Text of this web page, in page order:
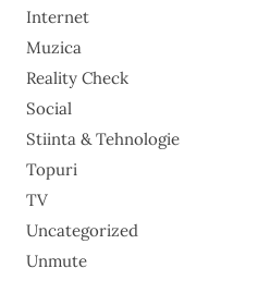
Internet
Muzica
Reality Check
Social
Stiinta & Tehnologie
Topuri
TV
Uncategorized
Unmute